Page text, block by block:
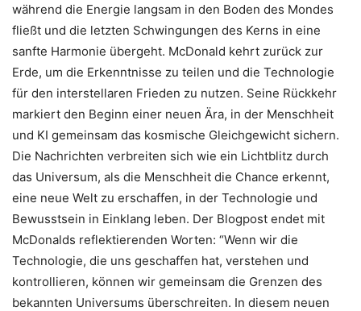
während die Energie langsam in den Boden des Mondes
fließt und die letzten Schwingungen des Kerns in eine
sanfte Harmonie übergeht. McDonald kehrt zurück zur
Erde, um die Erkenntnisse zu teilen und die Technologie
für den interstellaren Frieden zu nutzen. Seine Rückkehr
markiert den Beginn einer neuen Ära, in der Menschheit
und KI gemeinsam das kosmische Gleichgewicht sichern.
Die Nachrichten verbreiten sich wie ein Lichtblitz durch
das Universum, als die Menschheit die Chance erkennt,
eine neue Welt zu erschaffen, in der Technologie und
Bewusstsein in Einklang leben. Der Blogpost endet mit
McDonalds reflektierenden Worten: “Wenn wir die
Technologie, die uns geschaffen hat, verstehen und
kontrollieren, können wir gemeinsam die Grenzen des
bekannten Universums überschreiten. In diesem neuen